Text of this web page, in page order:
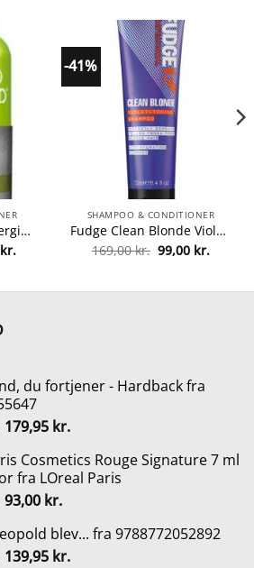
TIGI Bed Head Re-Energize Duo 2×750 ml (u. pumpe) fra TIGI
kr.Den
134,95 kr..
-41%
SHAMPOO & CONDITIONER
Fudge Clean Blonde Violet Toning Shampoo 250 ml fra Fudge
169,00kr. Den
oprindelige
169,00 kr..
99,00 kr.Den
99,00
du fortjener - Hardback fra
Den
pris
var:
199,95 kr..
179,95 kr.Den
pris
er:
Cosmetics Rouge Signature 7 ml
fra LOreal Paris
Den
pris
var:
93,00 kr.Den
pris
er:
blev... fra 9788772052892
Den
139,95 kr.Den